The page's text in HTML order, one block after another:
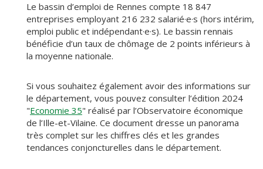
Le bassin d’emploi de Rennes compte 18 847
entreprises employant 216 232 salarié·e·s (hors intérim,
emploi public et indépendant·e·s). Le bassin rennais
bénéficie d’un taux de chômage de 2 points inférieurs à
la moyenne nationale.
Si vous souhaitez également avoir des informations sur
le département, vous pouvez consulter l’édition 2024
"Economie 35" réalisé par l’Observatoire économique
de l’Ille-et-Vilaine. Ce document dresse un panorama
très complet sur les chiffres clés et les grandes
tendances conjoncturelles dans le département.